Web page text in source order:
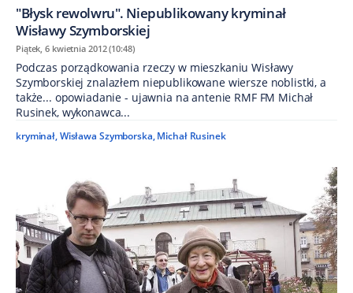
"Błysk rewolwru". Niepublikowany kryminał
Wisławy Szymborskiej
Piątek, 6 kwietnia 2012 (10:48)
Podczas porządkowania rzeczy w mieszkaniu Wisławy
Szymborskiej znalazłem niepublikowane wiersze noblistki, a
także... opowiadanie - ujawnia na antenie RMF FM Michał
Rusinek, wykonawca...
kryminał,Wisława Szymborska, Michał Rusinek